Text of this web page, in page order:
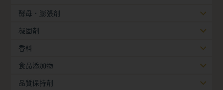
酵母・膨張剤
凝固剤
香料
食品添加物
品質保持剤